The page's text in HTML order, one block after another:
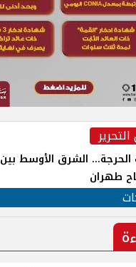
الحرجة... الشرق الأوسط بين
طهران